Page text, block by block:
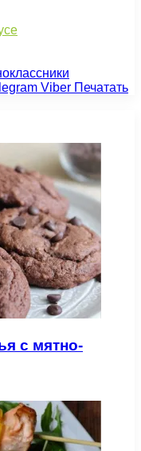
Viber Печатать
с мятно-